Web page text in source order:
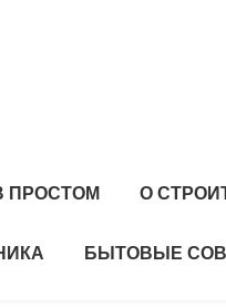
ПРОСТОМ О
БЫТОВЫЕ